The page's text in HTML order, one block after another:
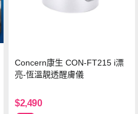
Concern康生 CON-FT215 i漂
亮-恆溫靚透醒膚儀
$2,490